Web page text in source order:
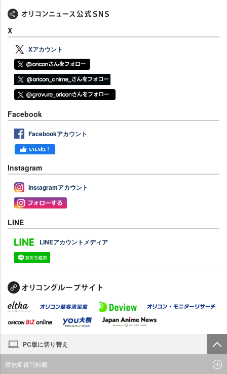
X
Xアカウント
Facebook
Facebookアカウント
Instagram
Instagramアカウント
LINE
LINEアカウントメディア
PC版に切り替え
禁無断複写転載